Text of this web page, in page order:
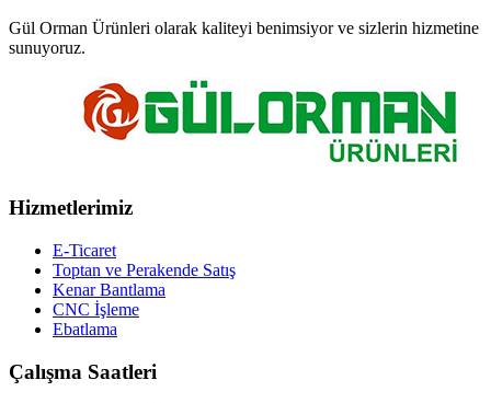
Gül Orman Ürünleri olarak kaliteyi benimsiyor ve sizlerin hizmetine
sunuyoruz.
Hizmetlerimiz
E-Ticaret
Toptan ve Perakende Satış
Kenar Bantlama
CNC İşleme
Ebatlama
Çalışma Saatleri